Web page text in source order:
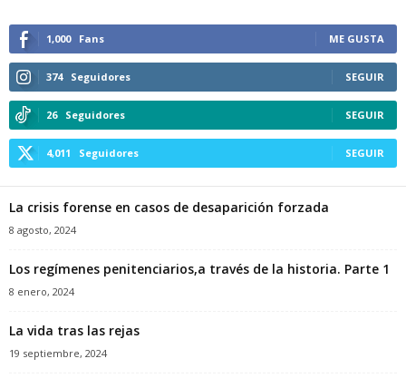
1,000 Fans ME GUSTA
374 Seguidores SEGUIR
26 Seguidores SEGUIR
4,011 Seguidores SEGUIR
La crisis forense en casos de desaparición forzada
8 agosto, 2024
Los regímenes penitenciarios,a través de la historia. Parte 1
8 enero, 2024
La vida tras las rejas
19 septiembre, 2024